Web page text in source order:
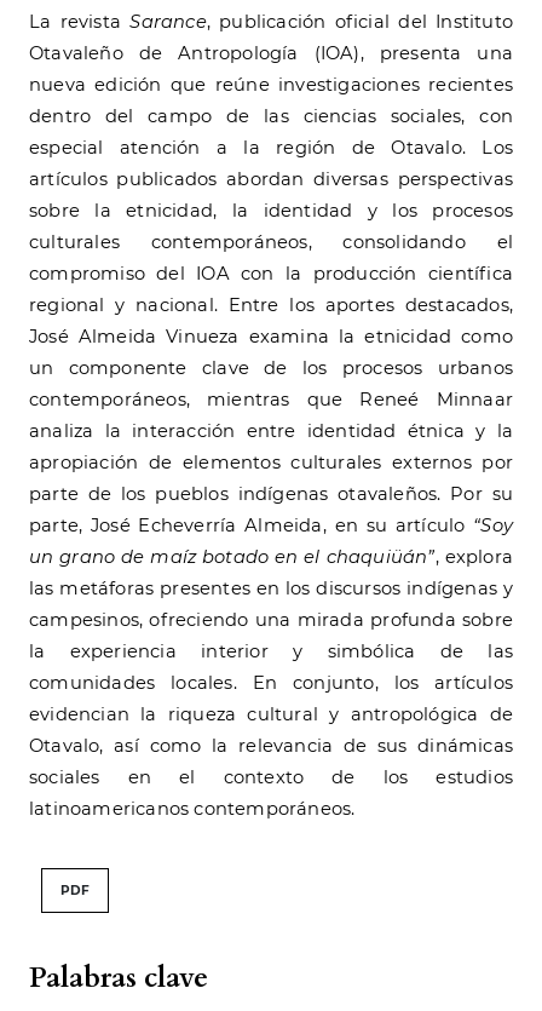
Palabras clave
La revistaSarance, publicación oficial del Instituto
Otavaleño de Antropología (IOA), presenta una
nueva edición que reúne investigaciones recientes
dentro del campo de las ciencias sociales, con
especial atención a la región de Otavalo. Los
artículos publicados abordan diversas perspectivas
sobre la etnicidad, la identidad y los procesos
culturales contemporáneos, consolidando el
compromiso del IOA con la producción científica
regional y nacional. Entre los aportes destacados,
José Almeida Vinueza examina la etnicidad como
un componente clave de los procesos urbanos
contemporáneos, mientras que Reneé Minnaar
analiza la interacción entre identidad étnica y la
apropiación de elementos culturales externos por
parte de los pueblos indígenas otavaleños. Por su
parte, José Echeverría Almeida, en su artículo “Soy
un grano de maíz botado en el chaquiüán”, explora
las metáforas presentes en los discursos indígenas y
campesinos, ofreciendo una mirada profunda sobre
la experiencia interior y simbólica de las
comunidades locales. En conjunto, los artículos
evidencian la riqueza cultural y antropológica de
Otavalo, así como la relevancia de sus dinámicas
sociales en el contexto de los estudios
latinoamericanos contemporáneos.
PDF